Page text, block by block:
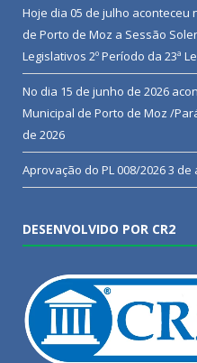
Hoje dia 05 de julho aconteceu
de Porto de Moz a Sessão
Legislativos 2º Período da 23ª
No dia 15 de junho de 2026
Municipal de Porto de Moz /
de 2026
Aprovação do PL 008/20263 de
DESENVOLVIDO POR CR2